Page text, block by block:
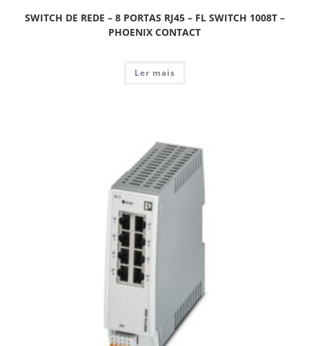
SWITCH DE REDE – 8 PORTAS RJ45 – FL SWITCH 1008T –
PHOENIX CONTACT
Ler mais